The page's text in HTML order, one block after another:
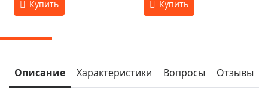
Описание Характеристики Вопросы Отзывы